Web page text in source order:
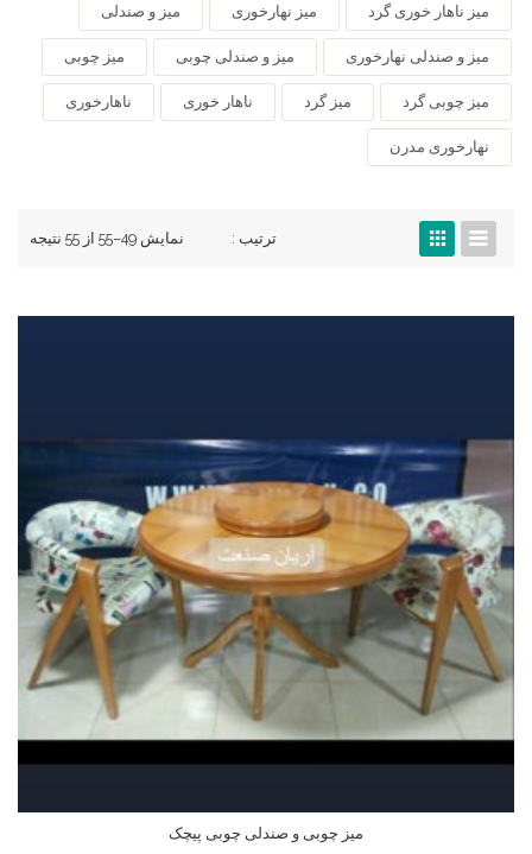
میز ناهار خوری گرد میز نهارخوری میز و صندلی
میز و صندلی نهارخوری میز و صندلی چوبی میز چوبی
میز چوبی گرد میز گرد ناهار خوری ناهارخوری
نهارخوری مدرن
نمایش 49–55 از 55 نتیجه ترتیب :
میز چوبی و صندلی چوبی پیچک
اطلاعات بیشتر